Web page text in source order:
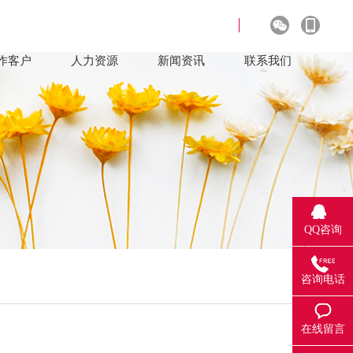
客户 人力资源 新闻资讯 联系我们
QQ咨询
咨询电话
在线留言